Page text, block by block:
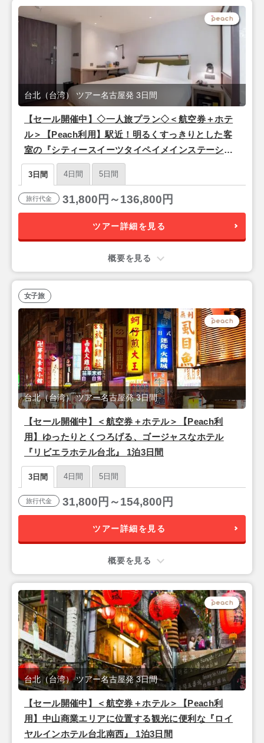
【セール開催中】◇一人旅プラン◇＜航空券＋ホテ
ル＞【Peach利用】駅近！明るくすっきりとした客
室の『シティースイーツタイペイメインステーショ
ン』 1泊3日間
台北（台湾） ツアー名古屋発 3日間
3日間 4日間 5日間
旅行代金 31,800円～136,800円
ツアー詳細を見る
概要を見る
【セール開催中】＜航空券＋ホテル＞【Peach利
用】ゆったりとくつろげる、ゴージャスなホテル
『リビエラホテル台北』 1泊3日間
台北（台湾） ツアー名古屋発 3日間
女子旅
3日間 4日間 5日間
旅行代金 31,800円～154,800円
ツアー詳細を見る
概要を見る
【セール開催中】＜航空券＋ホテル＞【Peach利
用】中山商業エリアに位置する観光に便利な『ロイ
ヤルインホテル台北南西』 1泊3日間
台北（台湾） ツアー名古屋発 3日間